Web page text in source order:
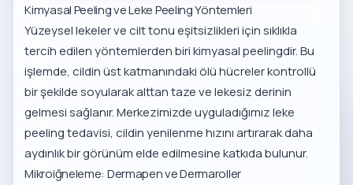
Kimyasal Peeling ve Leke Peeling Yöntemleri
Yüzeysel lekeler ve cilt tonu eşitsizlikleri için sıklıkla
tercih edilen yöntemlerden biri kimyasal peelingdir. Bu
işlemde, cildin üst katmanındaki ölü hücreler kontrollü
bir şekilde soyularak alttan taze ve lekesiz derinin
gelmesi sağlanır. Merkezimizde uyguladığımızleke
peeling tedavisi, cildin yenilenme hızını artırarak daha
aydınlık bir görünüm elde edilmesine katkıda bulunur.
Mikroiğneleme: Dermapen ve Dermaroller